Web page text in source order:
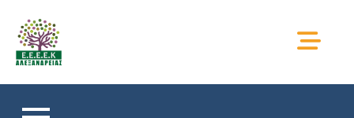
content